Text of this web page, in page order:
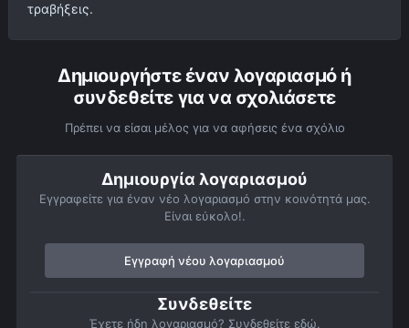
τραβήξεις.
Δημιουργήστε έναν λογαριασμό ή
συνδεθείτε για να σχολιάσετε
Πρέπει να είσαι μέλος για να αφήσεις ένα σχόλιο
Δημιουργία λογαριασμού
Εγγραφείτε για έναν νέο λογαριασμό στην κοινότητά μας.
Είναι εύκολο!.
Εγγραφή νέου λογαριασμού
Συνδεθείτε
Έχετε ήδη λογαριασμό? Συνδεθείτε εδώ.